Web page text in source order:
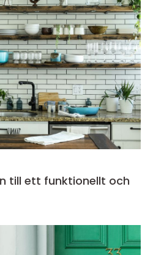
till ett funktionellt och